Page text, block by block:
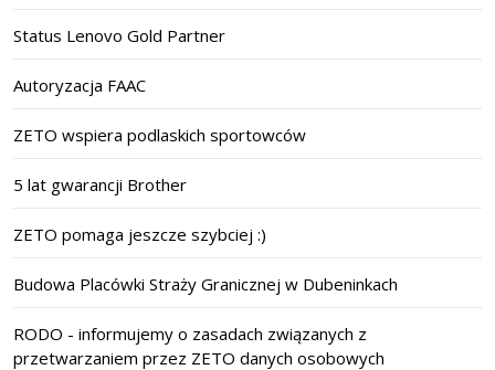
Status Lenovo Gold Partner
Autoryzacja FAAC
ZETO wspiera podlaskich sportowców
5 lat gwarancji Brother
ZETO pomaga jeszcze szybciej :)
Budowa Placówki Straży Granicznej w Dubeninkach
RODO - informujemy o zasadach związanych z
przetwarzaniem przez ZETO danych osobowych